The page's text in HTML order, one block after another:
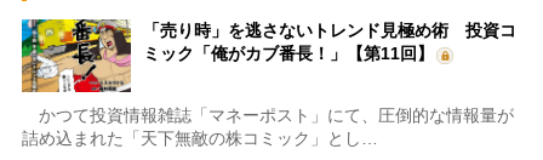
「売り時」を逃さないトレンド見極め術 投資コ
ミック「俺がカブ番長！」【第11回】
かつて投資情報雑誌「マネーポスト」にて、圧倒的な情報量が
詰め込まれた「天下無敵の株コミック」とし…